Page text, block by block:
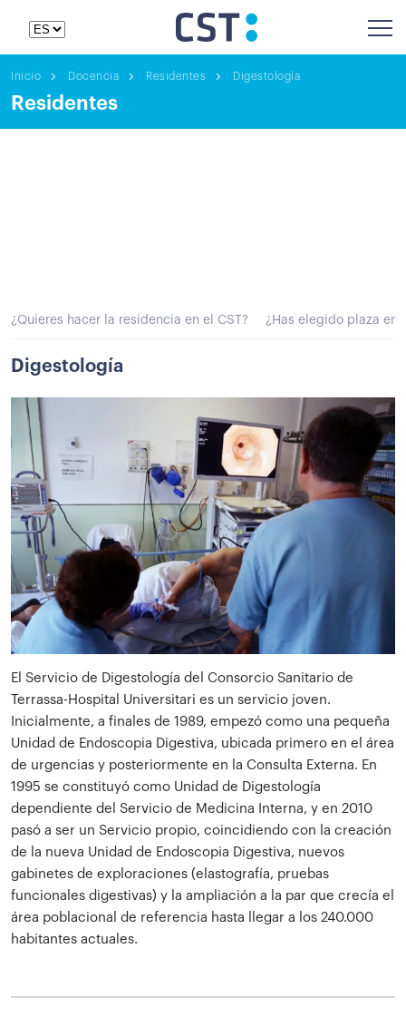
Inicio Docencia Residentes Digestología
Residentes
¿Quieres hacer la residencia en el CST? ¿Has elegido plaza en
Digestología
El Servicio de Digestología del Consorcio Sanitario de
Terrassa-Hospital Universitari es un servicio joven.
Inicialmente, a finales de 1989, empezó como una pequeña
Unidad de Endoscopia Digestiva, ubicada primero en el área
de urgencias y posteriormente en la Consulta Externa. En
1995 se constituyó como Unidad de Digestología
dependiente del Servicio de Medicina Interna, y en 2010
pasó a ser un Servicio propio, coincidiendo con la creación
de la nueva Unidad de Endoscopia Digestiva, nuevos
gabinetes de exploraciones (elastografía, pruebas
funcionales digestivas) y la ampliación a la par que crecía el
área poblacional de referencia hasta llegar a los 240.000
habitantes actuales.